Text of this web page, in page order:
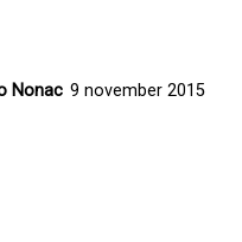
Nonac 9 november 2015